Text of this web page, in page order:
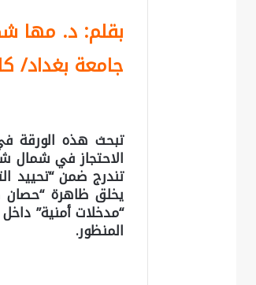
بقلم: د. مها
جامعة بغداد/
الاحتجاز في شمال
يخلق ظاهرة “حصان
“مدخلات أمنية”
المنظور.